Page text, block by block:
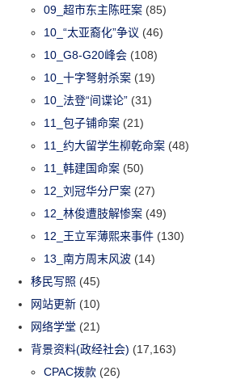
09_超市东主陈旺案 (85)
10_“太亚裔化”争议 (46)
10_G8-G20峰会 (108)
10_十字弩射杀案 (19)
10_法登“间谍论” (31)
11_包子铺命案 (21)
11_约大留学生柳乾命案 (48)
11_韩建国命案 (50)
12_刘冠华分尸案 (27)
12_林俊遭肢解惨案 (49)
12_王立军薄熙来事件 (130)
13_南方周末风波 (14)
移民写照 (45)
网站更新 (10)
网络学堂 (21)
背景资料(政经社会) (17,163)
CPAC拨款 (26)